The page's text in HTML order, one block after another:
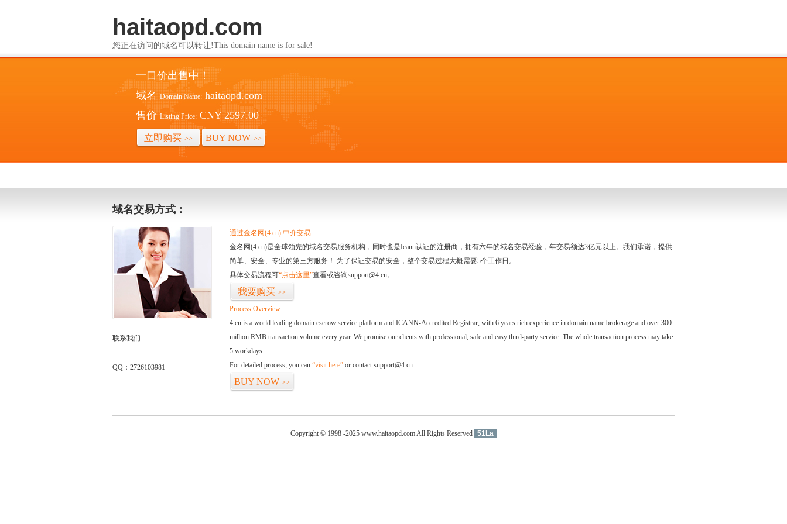
haitaopd.com
您正在访问的域名可以转让!This domain name is for sale!
一口价出售中！
域名 Domain Name: haitaopd.com
售价 Listing Price: CNY 2597.00
立即购买 >> BUY NOW >>
域名交易方式：
联系我们
QQ：2726103981
通过金名网(4.cn) 中介交易
金名网(4.cn)是全球领先的域名交易服务机构，同时也是Icann认证的注册商，拥有六年的域名交易经验，年交易额达3亿元以上。我们承诺，提供
简单、安全、专业的第三方服务！ 为了保证交易的安全，整个交易过程大概需要5个工作日。
具体交易流程可“点击这里”查看或咨询support@4.cn。
我要购买 >>
Process Overview:
4.cn is a world leading domain escrow service platform and ICANN-Accredited Registrar, with 6 years rich experience in domain name brokerage and over 300
million RMB transaction volume every year. We promise our clients with professional, safe and easy third-party service. The whole transaction process may take
5 workdays.
For detailed process, you can “visit here” or contact support@4.cn.
BUY NOW >>
Copyright © 1998 -2025 www.haitaopd.com All Rights Reserved 51La